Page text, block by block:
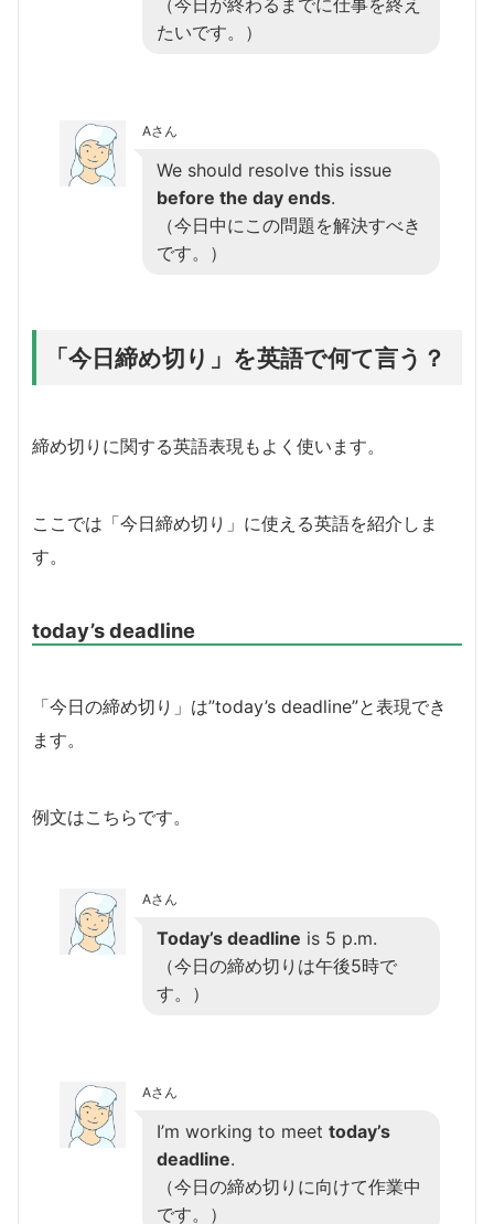
たいです。）
Aさん
We should resolve this issue
before the day ends.
（今日中にこの問題を解決すべき
です。）
「今日締め切り」を英語で何て言う？
締め切りに関する英語表現もよく使います。
ここでは「今日締め切り」に使える英語を紹介しま
す。
today’s deadline
「今日の締め切り」は”today’s deadline”と表現でき
ます。
例文はこちらです。
Aさん
Today’s deadline is 5 p.m.
（今日の締め切りは午後5時で
す。）
Aさん
I’m working to meet today’s
deadline.
（今日の締め切りに向けて作業中
です。）